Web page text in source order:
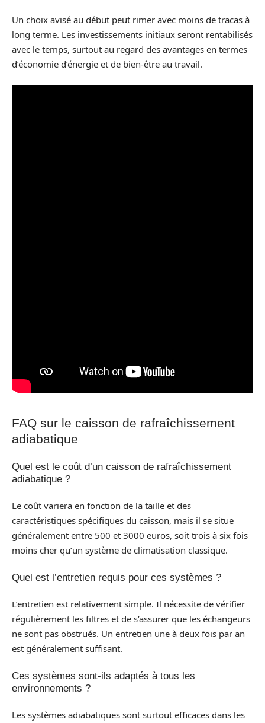
Un choix avisé au début peut rimer avec moins de tracas à
long terme. Les investissements initiaux seront rentabilisés
avec le temps, surtout au regard des avantages en termes
d’économie d’énergie et de bien-être au travail.
FAQ sur le caisson de rafraîchissement
adiabatique
Quel est le coût d’un caisson de rafraîchissement
adiabatique ?
Le coût variera en fonction de la taille et des
caractéristiques spécifiques du caisson, mais il se situe
généralement entre 500 et 3000 euros, soit trois à six fois
moins cher qu’un système de climatisation classique.
Quel est l’entretien requis pour ces systèmes ?
L’entretien est relativement simple. Il nécessite de vérifier
régulièrement les filtres et de s’assurer que les échangeurs
ne sont pas obstrués. Un entretien une à deux fois par an
est généralement suffisant.
Ces systèmes sont-ils adaptés à tous les
environnements ?
Les systèmes adiabatiques sont surtout efficaces dans les